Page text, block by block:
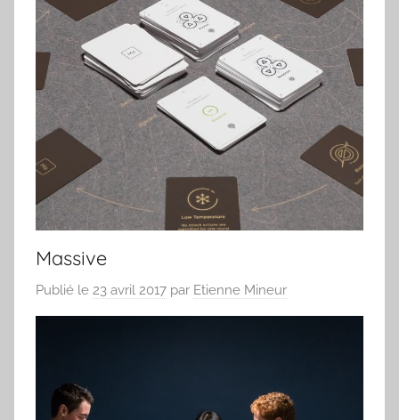
Massive
Publié le 23 avril 2017 par Etienne Mineur